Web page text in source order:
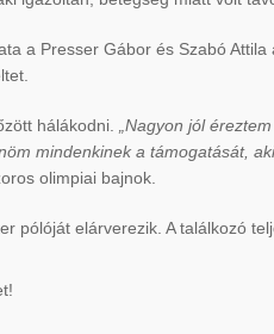
a Presser Gábor és Szabó
hálákodni. „Nagyon jól
mindenkinek a támogatását,
olimpiai bajnok.
pólóját elárverezik. A találkozó